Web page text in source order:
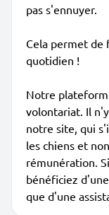
pas s'ennuyer.
Cela permet de
quotidien !
Notre
volontariat. Il
notre site, qui
les chiens et
rémunération.
bénéficiez
que d'une